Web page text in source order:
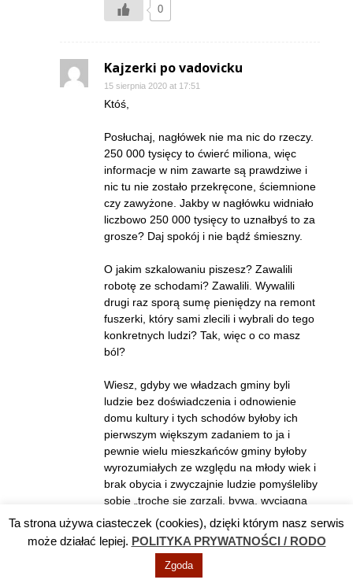
0
Kajzerki po vadovicku
15 sierpnia 2020 at 17:51
Któś,
Posłuchaj, nagłówek nie ma nic do rzeczy.
250 000 tysięcy to ćwierć miliona, więc
informacje w nim zawarte są prawdziwe i
nic tu nie zostało przekręcone, ściemnione
czy zawyżone. Jakby w nagłówku widniało
liczbowo 250 000 tysięcy to uznałbyś to za
grosze? Daj spokój i nie bądź śmieszny.
O jakim szkalowaniu piszesz? Zawalili
robotę ze schodami? Zawalili. Wywalili
drugi raz sporą sumę pieniędzy na remont
fuszerki, który sami zlecili i wybrali do tego
konkretnych ludzi? Tak, więc o co masz
ból?
Wiesz, gdyby we władzach gminy byli
ludzie bez doświadczenia i odnowienie
domu kultury i tych schodów byłoby ich
pierwszym większym zadaniem to ja i
pewnie wielu mieszkańców gminy byłoby
wyrozumiałych ze względu na młody wiek i
brak obycia i zwyczajnie ludzie pomyśleliby
sobie „trochę się zgrzali, bywa, wyciągną
wnioski na przyszłość”, ale tutaj przecież
za całość odpowiadali ludzie, którzy w
strukturach lokalnych działają od lat jak nie
dekad, więc nie dziw się, że mieszkańcy
Ta strona używa ciasteczek (cookies), dzięki którym nasz serwis
może działać lepiej. POLITYKA PRYWATNOŚCI / RODO
Zgoda